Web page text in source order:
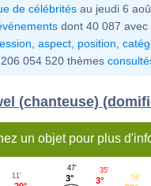
de célébritésau jeudi 6
dont 40 087
aspect position
054 520 thèmes
(chanteuse)
un objet pour plus
56'
3°
35'
3°
47'
11'